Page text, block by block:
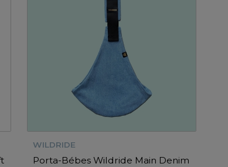
WILDRIDE
Porta-Bébes Wildride Main Denim